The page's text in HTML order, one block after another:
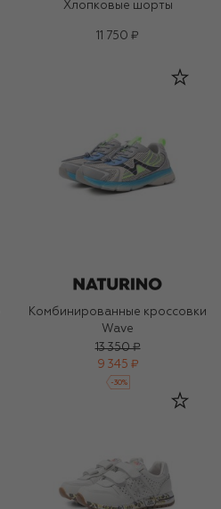
Хлопковые шорты
11 750 ₽
Комбинированные кроссовки
Wave
13 350 ₽
9 345 ₽
-30%